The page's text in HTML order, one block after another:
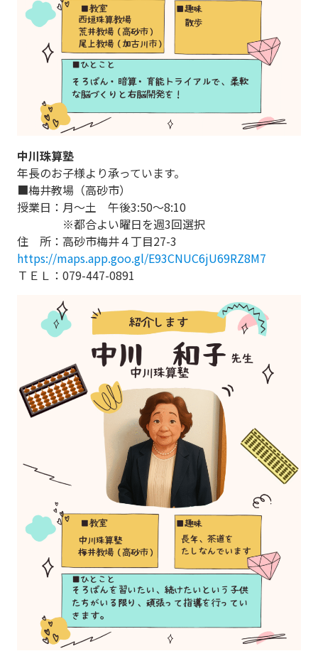
中川珠算塾
年長のお子様より承っています。
■梅井教場（高砂市）
授業日：月～土 午後3:50～8:10
※都合よい曜日を週3回選択
住 所：高砂市梅井４丁目27-3
https://maps.app.goo.gl/E93CNUC6jU69RZ8M7
ＴＥＬ：079-447-0891